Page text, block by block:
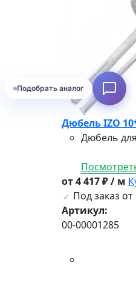
Дюбель IZO
Дюбель
от 4 417 ₽ / м
Под заказ от
Артикул:
00-00001285
Подобрать аналог